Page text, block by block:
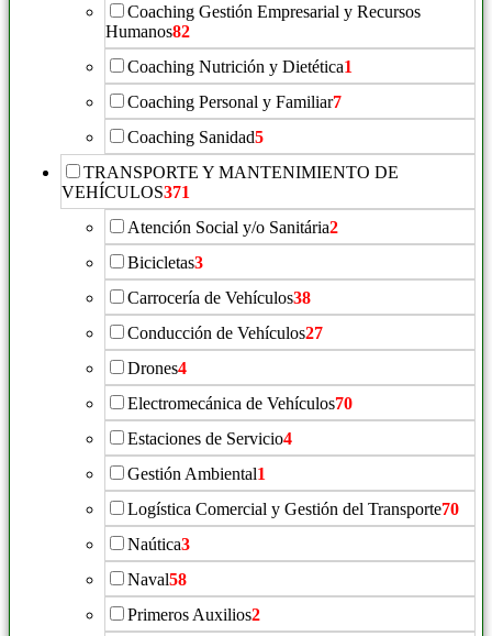
Coaching Gestión Empresarial y Recursos
Humanos82
Coaching Nutrición y Dietética1
Coaching Personal y Familiar7
Coaching Sanidad5
TRANSPORTE Y MANTENIMIENTO DE
VEHÍCULOS371
Atención Social y/o Sanitária2
Bicicletas3
Carrocería de Vehículos38
Conducción de Vehículos27
Drones4
Electromecánica de Vehículos70
Estaciones de Servicio4
Gestión Ambiental1
Logística Comercial y Gestión del Transporte70
Naútica3
Naval58
Primeros Auxilios2